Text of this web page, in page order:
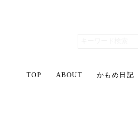
TOP ABOUT かもめ日記